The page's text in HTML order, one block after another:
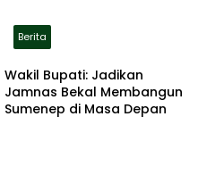
Berita
Wakil Bupati: Jadikan
Jamnas Bekal Membangun
Sumenep di Masa Depan